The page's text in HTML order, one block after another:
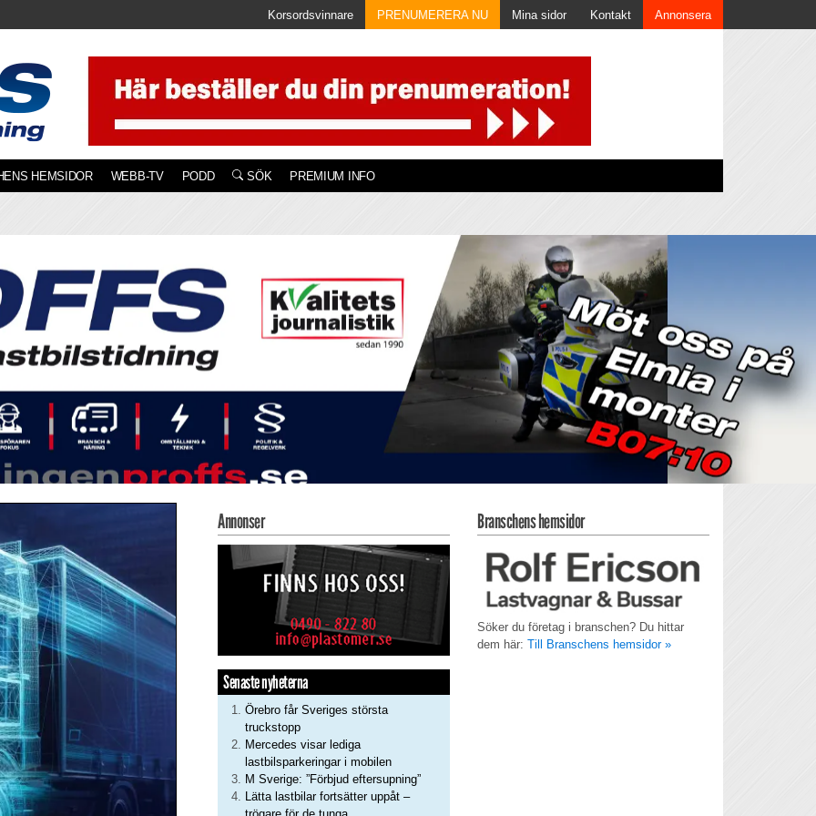
Korsordsvinnare PRENUMERERA NU Mina sidor Kontakt Annonsera
HEMSIDOR WEBB-TV PODD SÖK PREMIUM INFO
Annonser
Senaste nyheterna
Örebro får Sveriges största
truckstopp
Mercedes visar lediga
lastbilsparkeringar i mobilen
M Sverige: ”Förbjud eftersupning”
Lätta lastbilar fortsätter uppåt –
Branschens hemsidor
Söker du företag i branschen? Du hittar
dem här: Till Branschens hemsidor »